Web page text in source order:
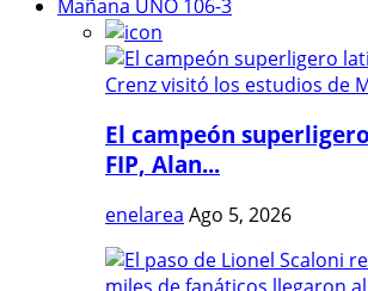
Mañana UNO 106-3
El campeón
FIP, Alan...
enelarea Ago 5, 2026